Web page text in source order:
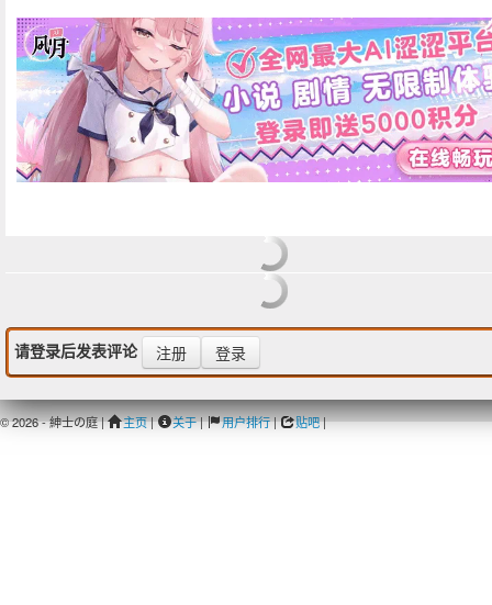
请登录后发表评论 注册 登录
© 2026 - 紳士の庭 | 主页| 关于| 用户排行| 贴吧|